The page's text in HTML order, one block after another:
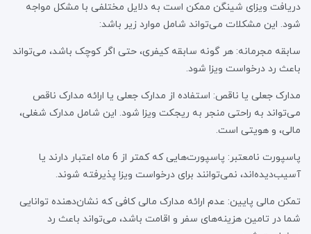
دریافت ویزای شینگن ممکن است به دلایل مختلفی با مشکل مواجه
شود. این مشکلات می‌تواند شامل موارد زیر باشد:
سابقه مجرمانه: هر گونه سابقه کیفری، حتی اگر کوچک باشد، می‌تواند
باعث رد درخواست ویزا شود.
مدارک جعلی یا ناقص: استفاده از مدارک جعلی یا ارائه مدارک ناقص
می‌تواند به راحتی منجر به ریجکت ویزا شود. این شامل مدارک شغلی،
مالی، و هویتی است.
پاسپورت نامعتبر: پاسپورت‌هایی که کمتر از 6 ماه اعتبار دارند یا
آسیب‌دیده‌اند، نمی‌توانند برای درخواست ویزا پذیرفته شوند.
تمکن مالی پایین: عدم ارائه مدارک مالی کافی که نشان‌دهنده توانایی
شما در تامین هزینه‌های سفر و اقامت باشد، می‌تواند باعث رد